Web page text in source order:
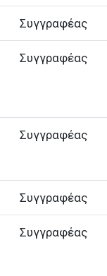
Συγγραφέας
Συγγραφέας
Συγγραφέας
Συγγραφέας
Συγγραφέας